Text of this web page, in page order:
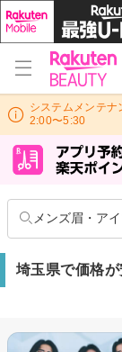
システムメンテ
2:00〜5:30
メンズ眉・ア
埼玉県で価格